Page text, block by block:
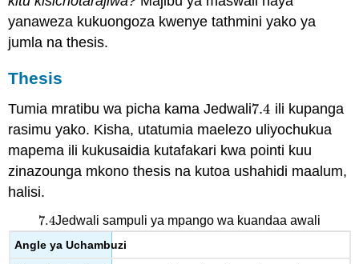
yanaweza kukuongoza kwenye tathmini yako ya
jumla na thesis.
Thesis
Tumia mratibu wa picha kama Jedwali7.4
7.4 ili kupanga
rasimu yako. Kisha, utatumia maelezo uliyochukua
mapema ili kukusaidia kutafakari kwa pointi kuu
zinazounga mkono thesis na kutoa ushahidi maalum,
halisi.
7.4
7.4Jedwali sampuli ya mpango wa kuandaa awali
Angle ya Uchambuzi